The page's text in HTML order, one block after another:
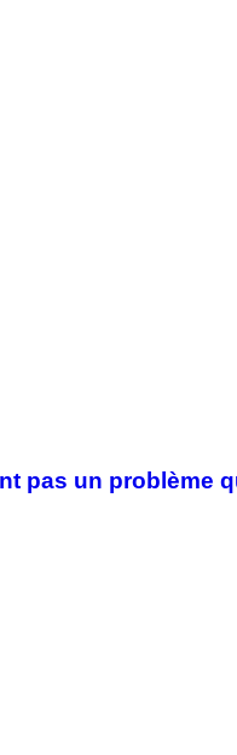
pas un problème